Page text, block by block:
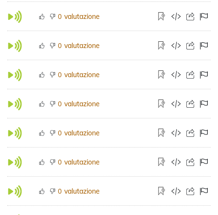
0 valutazione
0 valutazione
0 valutazione
0 valutazione
0 valutazione
0 valutazione
0 valutazione